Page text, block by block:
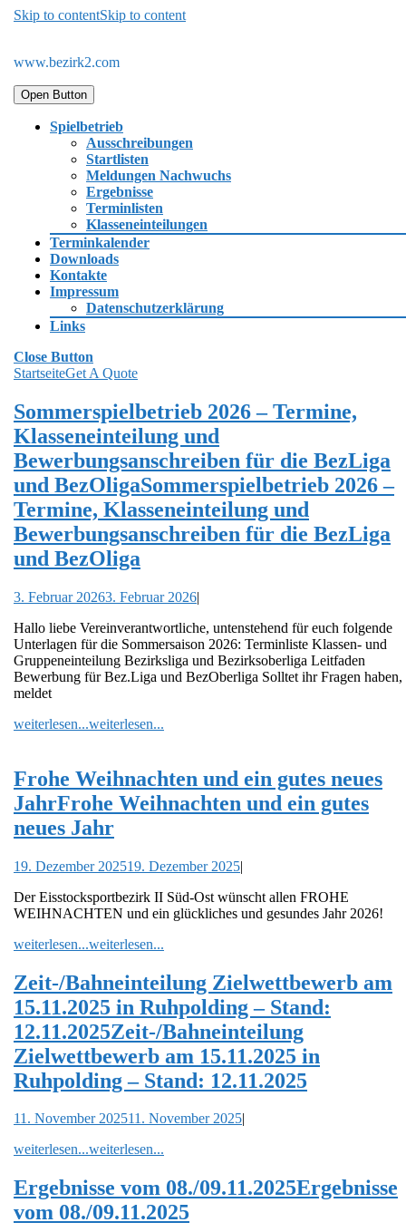
Skip to contentSkip to content
www.bezirk2.com
Open Button
Spielbetrieb
Ausschreibungen
Startlisten
Meldungen Nachwuchs
Ergebnisse
Terminlisten
Klasseneinteilungen
Terminkalender
Downloads
Kontakte
Impressum
Datenschutzerklärung
Links
Close Button
StartseiteGet A Quote
Sommerspielbetrieb 2026 – Termine,
Klasseneinteilung und
Bewerbungsanschreiben für die BezLiga
und BezOligaSommerspielbetrieb 2026 –
Termine, Klasseneinteilung und
Bewerbungsanschreiben für die BezLiga
und BezOliga
3. Februar 20263. Februar 2026|
Hallo liebe Vereinverantwortliche, untenstehend für euch folgende
Unterlagen für die Sommersaison 2026: Terminliste Klassen- und
Gruppeneinteilung Bezirksliga und Bezirksoberliga Leitfaden
Bewerbung für Bez.Liga und BezOberliga Solltet ihr Fragen haben,
meldet
weiterlesen...weiterlesen...
Frohe Weihnachten und ein gutes neues
JahrFrohe Weihnachten und ein gutes
neues Jahr
19. Dezember 202519. Dezember 2025|
Der Eisstocksportbezirk II Süd-Ost wünscht allen FROHE
WEIHNACHTEN und ein glückliches und gesundes Jahr 2026!
weiterlesen...weiterlesen...
Zeit-/Bahneinteilung Zielwettbewerb am
15.11.2025 in Ruhpolding – Stand:
12.11.2025Zeit-/Bahneinteilung
Zielwettbewerb am 15.11.2025 in
Ruhpolding – Stand: 12.11.2025
11. November 202511. November 2025|
weiterlesen...weiterlesen...
Ergebnisse vom 08./09.11.2025Ergebnisse
vom 08./09.11.2025